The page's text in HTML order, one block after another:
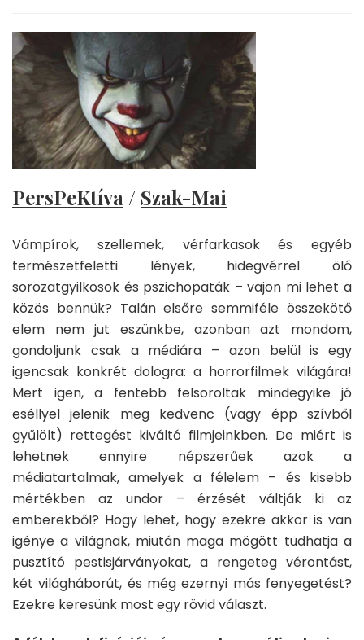
PersPeKtíva / Szak-Mai
Vámpírok, szellemek, vérfarkasok és egyéb
természetfeletti lények, hidegvérrel ölő
sorozatgyilkosok és pszichopaták – vajon mi lehet a
közös bennük? Talán elsőre semmiféle összekötő
elem nem jut eszünkbe, azonban azt mondom,
gondoljunk csak a médiára – azon belül is egy
igencsak konkrét dologra: a horrorfilmek világára!
Mert igen, a fentebb felsoroltak mindegyike jó
eséllyel jelenik meg kedvenc (vagy épp szívből
gyűlölt) rettegést kiváltó filmjeinkben. De miért is
lehetnek ennyire népszerűek azok a
médiatartalmak, amelyek a félelem – és kisebb
mértékben az undor – érzését váltják ki az
emberekből? Hogy lehet, hogy ezekre akkor is van
igénye a világnak, miután maga mögött tudhatja a
pusztító pestisjárványokat, a rengeteg vérontást,
két világháborút, és még ezernyi más fenyegetést?
Ezekre keresünk most egy rövid választ.